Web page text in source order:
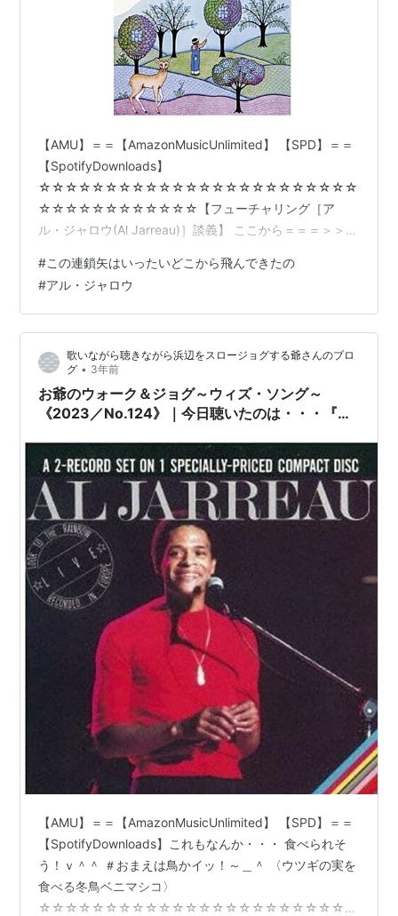
【AMU】＝＝【AmazonMusicUnlimited】 【SPD】＝＝
【SpotifyDownloads】
☆☆☆☆☆☆☆☆☆☆☆☆☆☆☆☆☆☆☆☆☆☆☆☆
☆☆☆☆☆☆☆☆☆☆☆☆【フューチャリング［ア
ル・ジャロウ(Al Jarreau)］談義】 ここから＝＝＝＞＞＞
フューチャーしているミュージシャンのアルバムを教え
て下さい！ｍ＿＾！」ChatGPT:いい質問ですね！😄 ア
ル・ジャロウ（Al Jarreau）は自身のリーダー作以外に
も、数多くのアーティストのアルバムでゲスト・ボーカ
ルやコラボ参加をしています。 以下に、彼をフ…
#この連鎖矢はいったいどこから飛んできたの
#アル・ジャロウ
歌いながら聴きながら浜辺をスロージョグする爺さんのブロ
グ • 3年前
お爺のウォーク＆ジョグ～ウィズ・ソング～
《2023／No.124》｜今日聴いたのは・・・『ア
レインボウ(Look to the Rainbow)
【AMU[HD]】【SPD】』｜アルのスキャットの
インプロはどんな楽器をイメージしとるのかニャ
あ！？＾～＾？！管楽器ではないような・・・ど
うよ！＜？＿？＞！ドウヨ！どうよ！＜？＿？
＞！・・・
【AMU】＝＝【AmazonMusicUnlimited】 【SPD】＝＝
【SpotifyDownloads】これもなんか・・・ 食べられそ
う！ｖ＾＾ ＃おまえは鳥かイッ！～＿＾ 〈ウツギの実を
食べる冬鳥ベニマシコ〉
☆☆☆☆☆☆☆☆☆☆☆☆☆☆☆☆☆☆☆☆☆☆☆☆